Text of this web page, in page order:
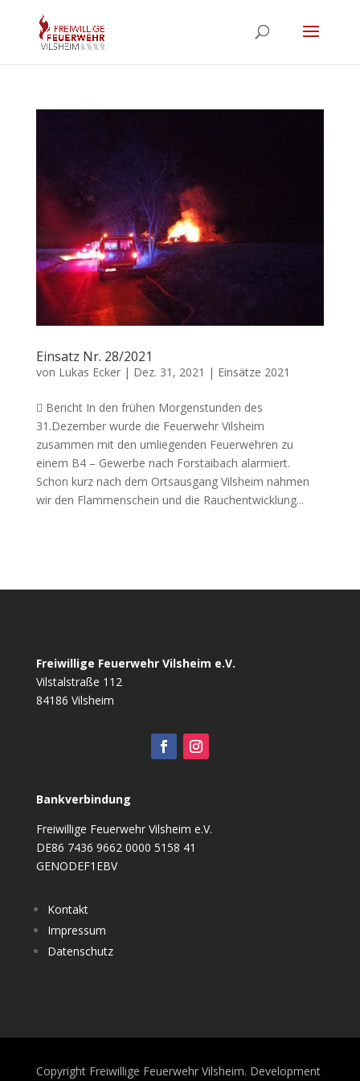
Einsatz Nr. 28/2021
von Lukas Ecker| Dez. 31, 2021 | Einsätze 2021
 Bericht In den frühen Morgenstunden des
31.Dezember wurde die Feuerwehr Vilsheim
zusammen mit den umliegenden Feuerwehren zu
einem B4 – Gewerbe nach Forstaibach alarmiert.
Schon kurz nach dem Ortsausgang Vilsheim nahmen
wir den Flammenschein und die Rauchentwicklung...
Freiwillige Feuerwehr Vilsheim e.V.
Vilstalstraße 112
84186 Vilsheim
Bankverbindung
Freiwillige Feuerwehr Vilsheim e.V.
DE86 7436 9662 0000 5158 41
GENODEF1EBV
Kontakt
Impressum
Datenschutz
Copyright Freiwillige Feuerwehr Vilsheim. Development